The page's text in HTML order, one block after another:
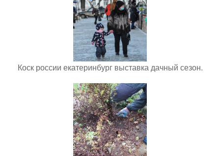
Коск россии екатеринбург выставка дачный сезон.